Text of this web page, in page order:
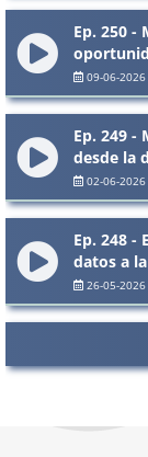
Ep. 250 -
09-06-2026
Ep. 249
desde la
02-06-2026
Ep. 248 -
datos a
26-05-2026